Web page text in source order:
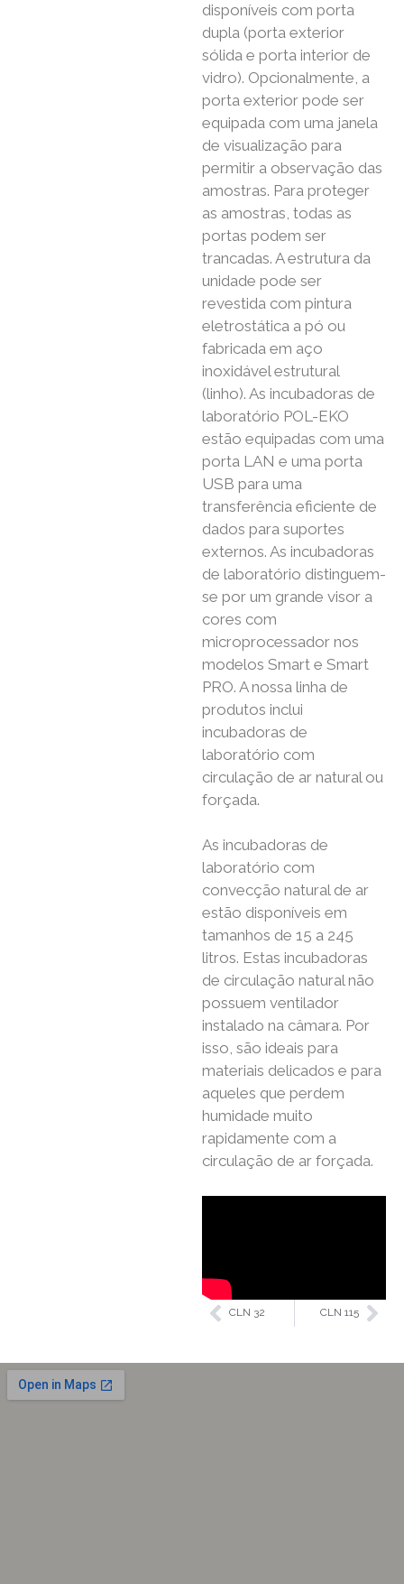
disponíveis com porta
dupla (porta exterior
sólida e porta interior de
vidro). Opcionalmente, a
porta exterior pode ser
equipada com uma janela
de visualização para
permitir a observação das
amostras. Para proteger
as amostras, todas as
portas podem ser
trancadas. A estrutura da
unidade pode ser
revestida com pintura
eletrostática a pó ou
fabricada em aço
inoxidável estrutural
(linho). As incubadoras de
laboratório POL-EKO
estão equipadas com uma
porta LAN e uma porta
USB para uma
transferência eficiente de
dados para suportes
externos. As incubadoras
de laboratório distinguem-
se por um grande visor a
cores com
microprocessador nos
modelos Smart e Smart
PRO. A nossa linha de
produtos inclui
incubadoras de
laboratório com
circulação de ar natural ou
forçada.
As incubadoras de
laboratório com
convecção natural de ar
estão disponíveis em
tamanhos de 15 a 245
litros. Estas incubadoras
de circulação natural não
possuem ventilador
instalado na câmara. Por
isso, são ideais para
materiais delicados e para
aqueles que perdem
humidade muito
rapidamente com a
circulação de ar forçada.
CLN 32 CLN 115